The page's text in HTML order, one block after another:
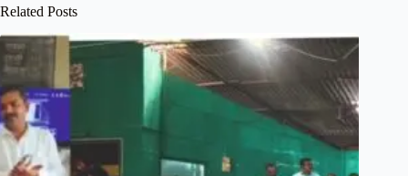
Related Posts